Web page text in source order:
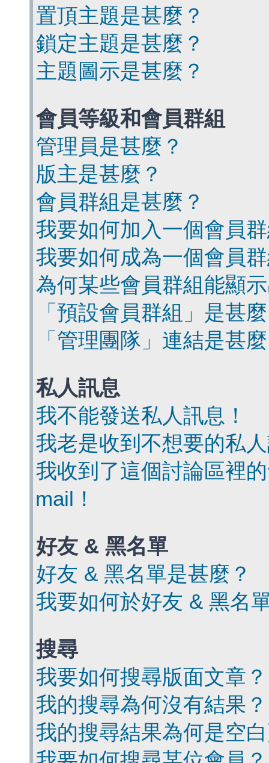
置頂主題是甚麼？
鎖定主題是甚麼？
主題圖示是甚麼？
會員等級和會員群組
管理員是甚麼？
版主是甚麼？
會員群組是甚麼？
我要如何加入一個會員
我要如何成為一個會員
為何某些會員群組能顯
「預設會員群組」是甚
「管理團隊」連結是甚
私人訊息
我不能發送私人訊息！
我老是收到不想要的私
我收到了這個討論區裡
mail！
好友 & 黑名單
好友 & 黑名單是甚麼？
我要如何於好友 & 黑名
搜尋
我要如何搜尋版面文章？
我的搜尋為何沒有結果？
我的搜尋結果為何是空